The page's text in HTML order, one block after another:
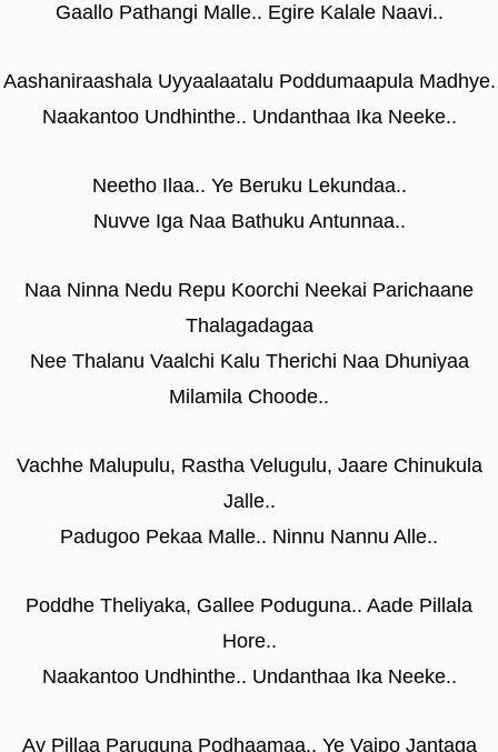
Gaallo Pathangi Malle.. Egire Kalale Naavi..
Aashaniraashala Uyyaalaatalu Poddumaapula Madhye.
Naakantoo Undhinthe.. Undanthaa Ika Neeke..
Neetho Ilaa.. Ye Beruku Lekundaa..
Nuvve Iga Naa Bathuku Antunnaa..
Naa Ninna Nedu Repu Koorchi Neekai Parichaane
Thalagadagaa
Nee Thalanu Vaalchi Kalu Therichi Naa Dhuniyaa
Milamila Choode..
Vachhe Malupulu, Rastha Velugulu, Jaare Chinukula
Jalle..
Padugoo Pekaa Malle.. Ninnu Nannu Alle..
Poddhe Theliyaka, Gallee Poduguna.. Aade Pillala
Hore..
Naakantoo Undhinthe.. Undanthaa Ika Neeke..
Ay Pillaa Paruguna Podhaamaa.. Ye Vaipo Jantaga